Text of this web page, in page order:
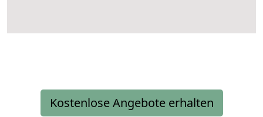
Kostenlose Angebote erhalten